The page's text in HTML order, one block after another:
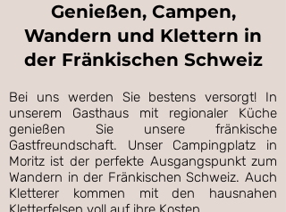
Genießen, Campen,
Wandern und Klettern in
der Fränkischen Schweiz
Bei uns werden Sie bestens versorgt! In
unserem Gasthaus mit regionaler Küche
genießen Sie unsere fränkische
Gastfreundschaft. Unser Campingplatz in
Moritz ist der perfekte Ausgangspunkt zum
Wandern in der Fränkischen Schweiz. Auch
Kletterer kommen mit den hausnahen